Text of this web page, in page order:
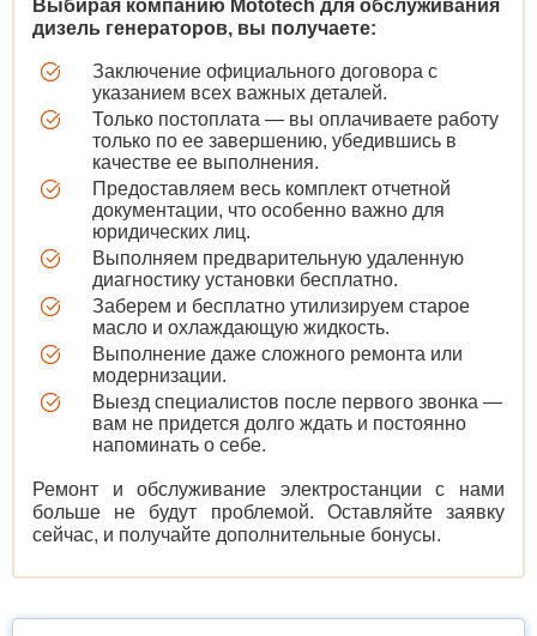
Выбирая компанию Mototech для обслуживания
дизель генераторов, вы получаете:
Заключение официального договора с
указанием всех важных деталей.
Только постоплата — вы оплачиваете работу
только по ее завершению, убедившись в
качестве ее выполнения.
Предоставляем весь комплект отчетной
документации, что особенно важно для
юридических лиц.
Выполняем предварительную удаленную
диагностику установки бесплатно.
Заберем и бесплатно утилизируем старое
масло и охлаждающую жидкость.
Выполнение даже сложного ремонта или
модернизации.
Выезд специалистов после первого звонка —
вам не придется долго ждать и постоянно
напоминать о себе.
Ремонт и обслуживание электростанции с нами
больше не будут проблемой. Оставляйте заявку
сейчас, и получайте дополнительные бонусы.